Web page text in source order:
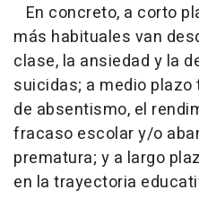
En concreto, a corto
más habituales van
clase, la ansiedad y la
suicidas; a medio
de absentismo, el
fracaso escolar y/o
prematura; y a largo
en la trayectoria